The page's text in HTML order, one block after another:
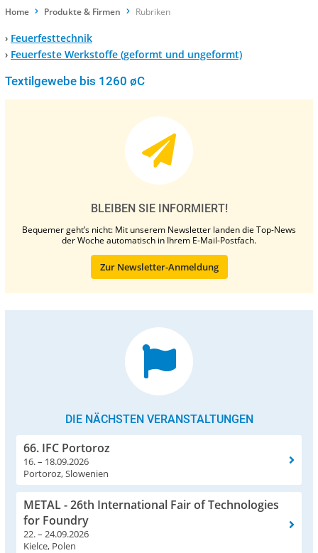
Home Produkte & Firmen Rubriken
› Feuerfesttechnik
› Feuerfeste Werkstoffe (geformt und ungeformt)
Textilgewebe bis 1260 øC
BLEIBEN SIE INFORMIERT!
Bequemer geht’s nicht: Mit unserem Newsletter landen die Top-News
der Woche automatisch in Ihrem E-Mail-Postfach.
Zur Newsletter-Anmeldung
DIE NÄCHSTEN VERANSTALTUNGEN
66. IFC Portoroz
16. – 18.09.2026
Portoroz, Slowenien
METAL - 26th International Fair of Technologies
for Foundry
22. – 24.09.2026
Kielce, Polen